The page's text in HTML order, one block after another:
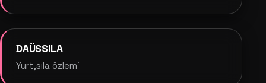
DAÜSSILA
Yurt,sıla özlemi